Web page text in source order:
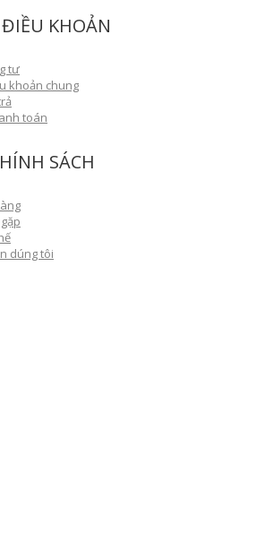
KHOẢN
tư
khoản chung
toán
SÁCH
dúng tôi